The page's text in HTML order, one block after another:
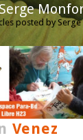
posted by
Venez